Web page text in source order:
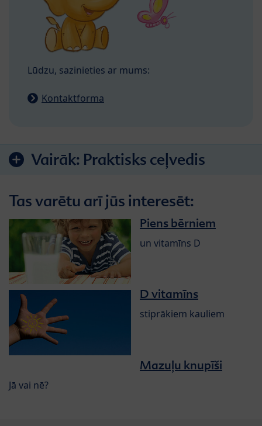
Lūdzu, sazinieties ar mums:
Kontaktforma
Vairāk: Praktisks ceļvedis
Tas varētu arī jūs interesēt:
Piens bērniem
un vitamīns D
D vitamīns
stiprākiem kauliem
Mazuļu knupīši
Jā vai nē?